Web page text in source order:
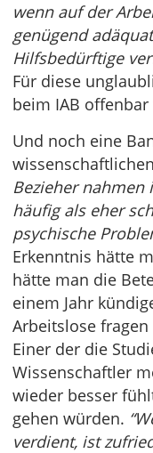
wenn auf der
genügend
Hilfsbedürftige
Für diese
beim IAB offenbar
Und noch eine
Bezieher
häufig als eher
psychische
Erkenntnis hätte
hätte man die
einem Jahr
Arbeitslose
Einer der die
Wissenschaftler
wieder besser
gehen würden.
verdient, ist